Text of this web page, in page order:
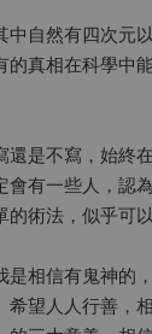
自然有四次
真相在科學中能
是不寫，始
有一些人，
術法，似乎可
相信有鬼神
望人人行善